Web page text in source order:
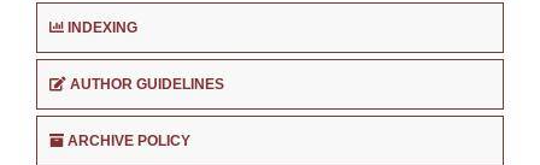
INDEXING
AUTHOR GUIDELINES
ARCHIVE POLICY